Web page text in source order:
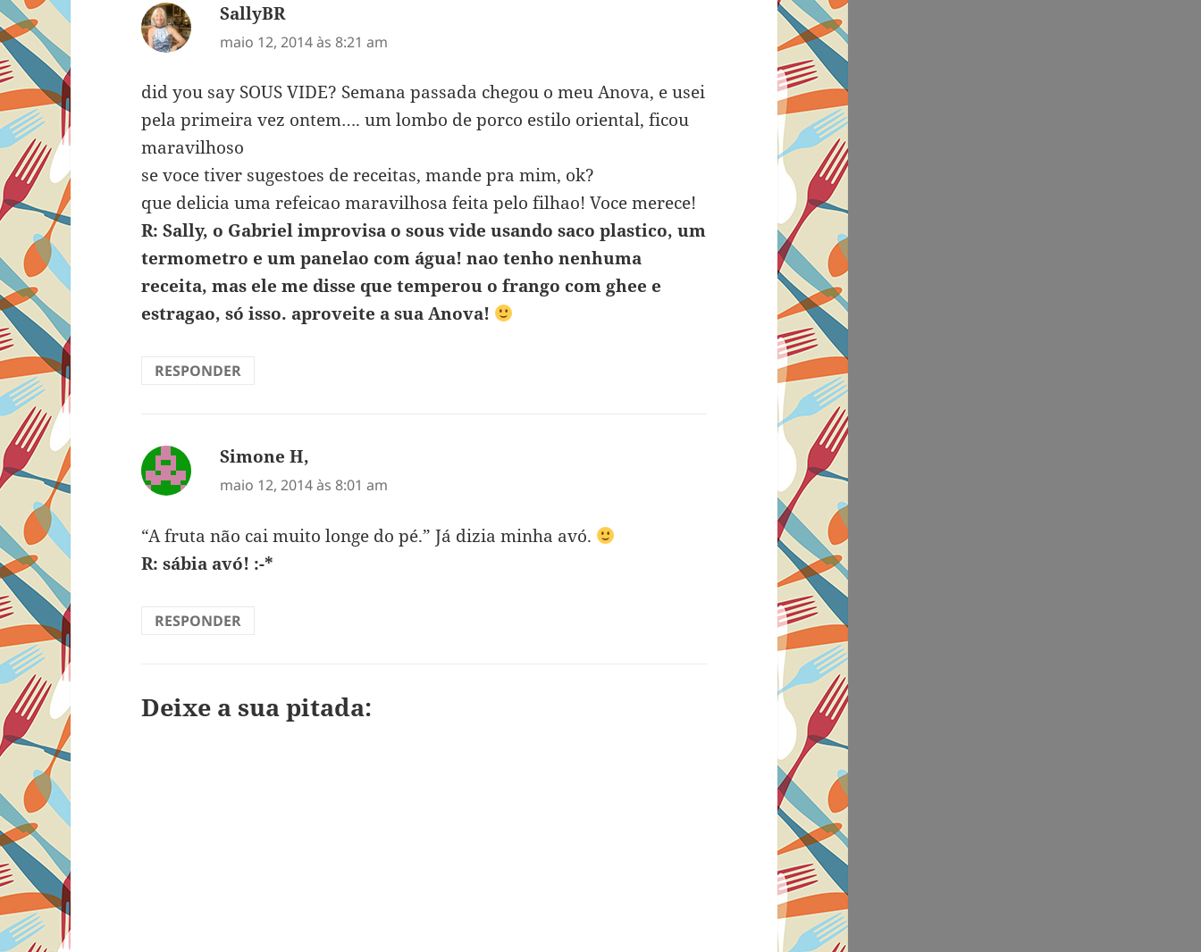
SallyBRdisse:
maio 12, 2014 às 8:21 am
did you say SOUS VIDE? Semana passada chegou o meu Anova, e usei
pela primeira vez ontem…. um lombo de porco estilo oriental, ficou
maravilhoso
se voce tiver sugestoes de receitas, mande pra mim, ok?
que delicia uma refeicao maravilhosa feita pelo filhao! Voce merece!
R: Sally, o Gabriel improvisa o sous vide usando saco plastico, um
termometro e um panelao com água! nao tenho nenhuma
receita, mas ele me disse que temperou o frango com ghee e
estragao, só isso. aproveite a sua Anova!
RESPONDER
Simone H,
maio 12, 2014 às 8:01 am
“A fruta não cai muito longe do pé.” Já dizia minha avó.
R: sábia avó! :-*
RESPONDER
Deixe a sua pitada: